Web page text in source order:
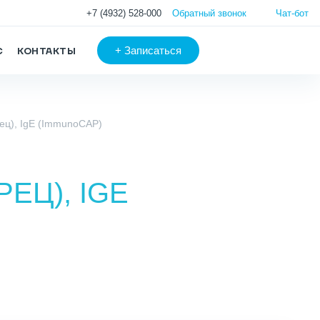
+7 (4932) 528-000 Обратный звонок Чат-бот
КОНТАКТЫ + Записаться
IgE (ImmunoCAP)
IGE